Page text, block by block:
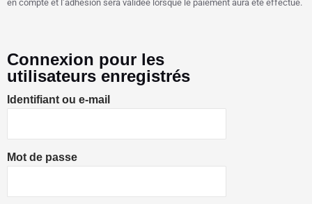
en compte et l’adhésion sera validée lorsque le paiement aura été effectué.
Connexion pour les
utilisateurs enregistrés
Identifiant ou e-mail
Mot de passe